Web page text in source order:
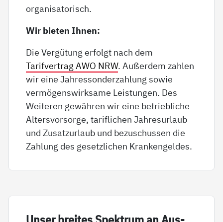
organisatorisch.
Wir bieten Ihnen:
Die Vergütung erfolgt nach dem
Tarifvertrag AWO NRW. Außerdem zahlen
wir eine Jahressonderzahlung sowie
vermögenswirksame Leistungen. Des
Weiteren gewähren wir eine betriebliche
Altersvorsorge, tariflichen Jahresurlaub
und Zusatzurlaub und bezuschussen die
Zahlung des gesetzlichen Krankengeldes.